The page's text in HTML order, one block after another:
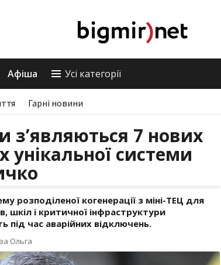
Афіша Усі категорії
Гарні новини
з’являються 7 нових
унікальної системи
розподіленої когенерації з міні-ТЕЦ для
шкіл і критичної інфраструктури
під час аварійних відключень.
Ольга